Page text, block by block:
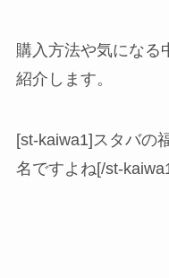
購入方法や気になる
紹介します。
[st-kaiwa1]スタバの
名ですよね[/st-